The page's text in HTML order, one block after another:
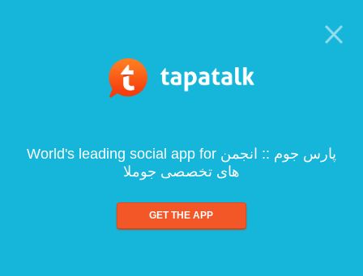
World's leading social app for پارس جوم :: انجمن
های تخصصی جوملا
GET THE APP